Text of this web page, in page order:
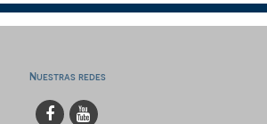
Nuestras redes